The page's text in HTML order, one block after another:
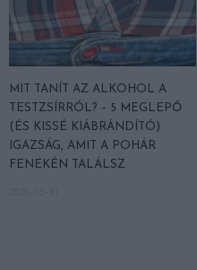
MIT TANÍT AZ ALKOHOL A
TESTZSÍRRÓL? – 5 MEGLEPŐ
(ÉS KISSÉ KIÁBRÁNDÍTÓ)
IGAZSÁG, AMIT A POHÁR
FENEKÉN TALÁLSZ